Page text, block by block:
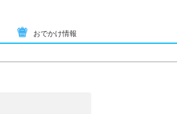
おでかけ情報